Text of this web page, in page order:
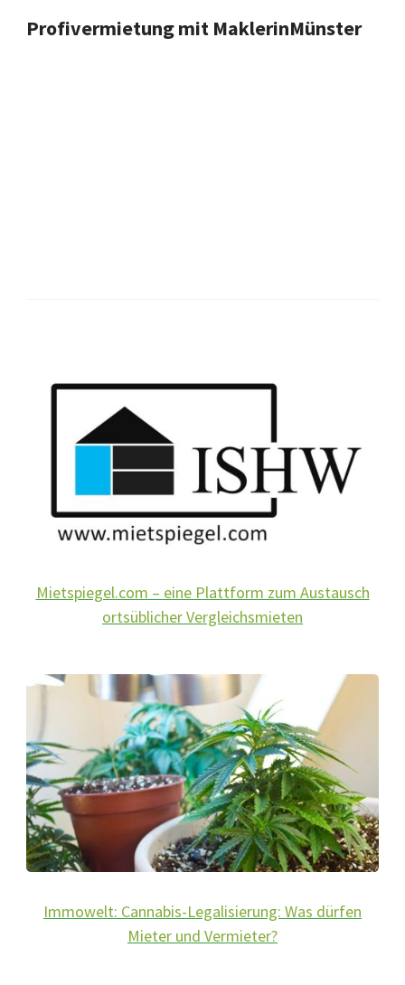
Profivermietung mit MaklerinMünster
Mietspiegel.com – eine Plattform zum Austausch
ortsüblicher Vergleichsmieten
Immowelt: Cannabis-Legalisierung: Was dürfen
Mieter und Vermieter?